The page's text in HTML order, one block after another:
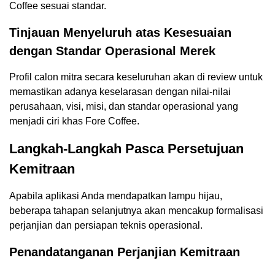
Coffee sesuai standar.
Tinjauan Menyeluruh atas Kesesuaian
dengan Standar Operasional Merek
Profil calon mitra secara keseluruhan akan di review untuk
memastikan adanya keselarasan dengan nilai-nilai
perusahaan, visi, misi, dan standar operasional yang
menjadi ciri khas Fore Coffee.
Langkah-Langkah Pasca Persetujuan
Kemitraan
Apabila aplikasi Anda mendapatkan lampu hijau,
beberapa tahapan selanjutnya akan mencakup formalisasi
perjanjian dan persiapan teknis operasional.
Penandatanganan Perjanjian Kemitraan